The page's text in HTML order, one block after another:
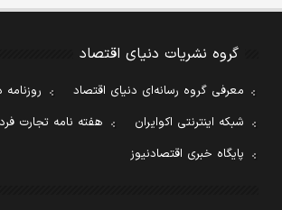
گروه نشریات دنیای اقتصاد
معرفی گروه رسانه‌ای دنیای اقتصاد
شبکه اینترنتی اکوایران
هفته نامه تجارت
پایگاه خبری اقتصادنیوز